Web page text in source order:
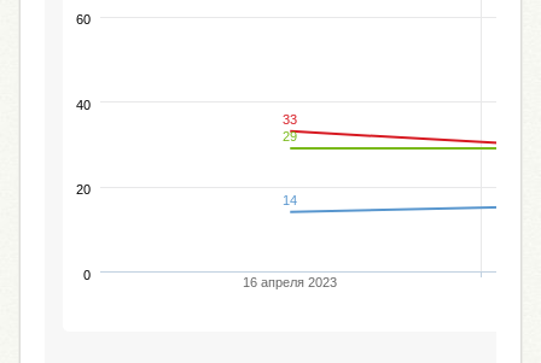
14
33
29
16 апреля 2023
0
20
40
60